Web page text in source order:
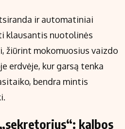
ir automatiniai
klausantis nuotolinės
žiūrint mokomuosius vaizdo
erdvėje, kur garsą tenka
bendra mintis
kalbos